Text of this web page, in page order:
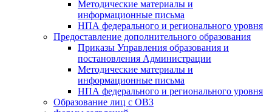
Методические материалы и
информационные письма
НПА федерального и регионального уровня
Предоставление дополнительного образования
Приказы Управления образования и
постановления Администрации
Методические материалы и
информационные письма
НПА федерального и регионального уровня
Образование лиц с ОВЗ